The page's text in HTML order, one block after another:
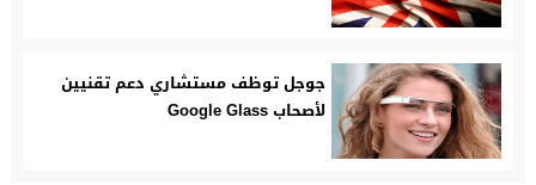
جوجل توظف مستشاري دعم تقنيين
لأصحاب Google Glass